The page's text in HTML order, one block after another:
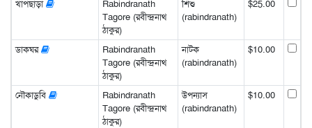
খাপছাড়া
Rabindranath
Tagore (রবীন্দ্রনাথ
ঠাকুর)
শিশু
(rabindranath)
$25.00
ডাকঘর
Rabindranath
Tagore (রবীন্দ্রনাথ
ঠাকুর)
নাটক
(rabindranath)
$10.00
নৌকাডুবি
Rabindranath
Tagore (রবীন্দ্রনাথ
ঠাকুর)
উপন্যাস
(rabindranath)
$10.00